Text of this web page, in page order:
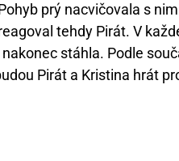
prý nacvičovala s
tehdy Pirát. V
stáhla. Podle
Pirát a Kristina hrát